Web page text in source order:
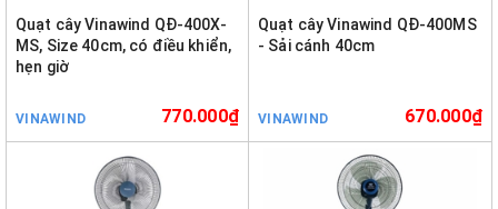
Quạt cây Vinawind QĐ-400X-
MS, Size 40cm, có điều khiển,
hẹn giờ
VINAWIND 770.000₫
Quạt cây Vinawind QĐ-400MS
- Sải cánh 40cm
VINAWIND 670.000₫